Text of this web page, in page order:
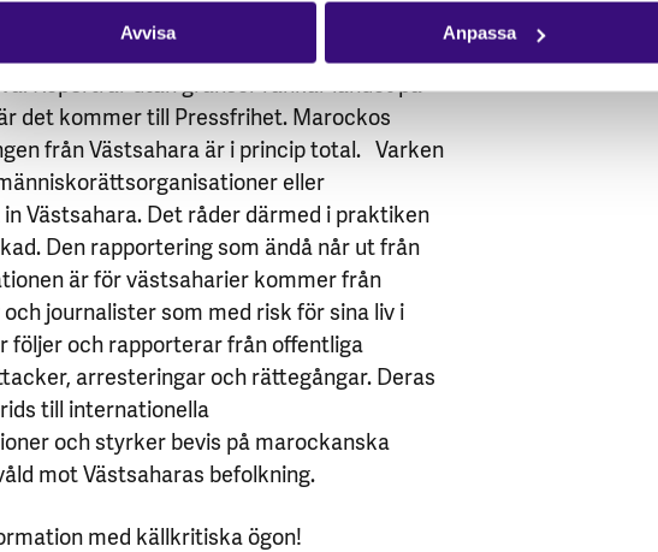
Avvisa Anpassa
starkt begränsad. Kritik mot kungen, kritik
och korruption är exempel sådant
Reportrar utan gränser rankar landet på
det kommer till Pressfrihet. Marockos
från Västsahara är i princip total. Varken
eller
Västsahara. Det råder därmed i praktiken
Den rapportering som ändå når ut från
är för västsaharier kommer från
journalister som med risk för sina liv i
följer och rapporterar från offentliga
arresteringar och rättegångar. Deras
till internationella
och styrker bevis på marockanska
mot Västsaharas befolkning.
med källkritiska ögon!